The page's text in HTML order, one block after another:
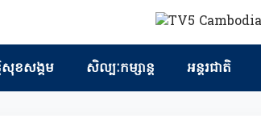
សុខសង្គម សិល្បៈកម្សាន្ត អន្តរជាតិ